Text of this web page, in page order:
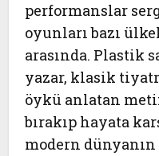
performanslar
oyunları bazı
arasında. Plastik
yazar, klasik
öykü anlatan
bırakıp hayata
modern